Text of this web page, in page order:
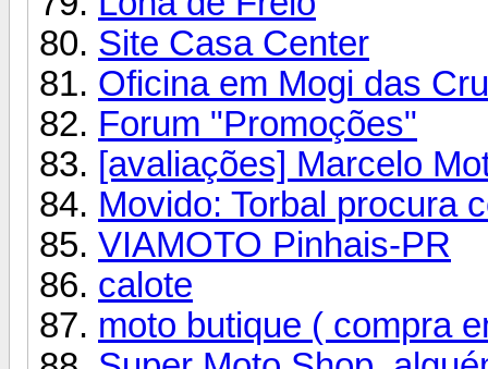
Site Casa Center
Oficina em Mogi das
Forum "Promoções"
[avaliações] Marcelo
Movido: Torbal procura
VIAMOTO Pinhais-PR
calote
moto butique ( compra